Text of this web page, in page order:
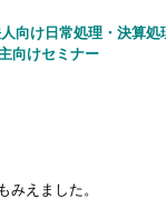
向け日常処理・決算
向けセミナー
みえました。